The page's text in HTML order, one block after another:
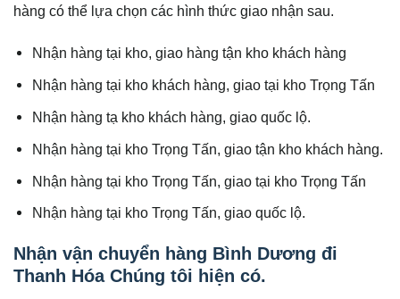
hàng có thể lựa chọn các hình thức giao nhận sau.
Nhận hàng tại kho, giao hàng tận kho khách hàng
Nhận hàng tại kho khách hàng, giao tại kho Trọng Tấn
Nhận hàng tạ kho khách hàng, giao quốc lộ.
Nhận hàng tại kho Trọng Tấn, giao tận kho khách hàng.
Nhận hàng tại kho Trọng Tấn, giao tại kho Trọng Tấn
Nhận hàng tại kho Trọng Tấn, giao quốc lộ.
Nhận vận chuyển hàng Bình Dương đi
Thanh Hóa Chúng tôi hiện có.